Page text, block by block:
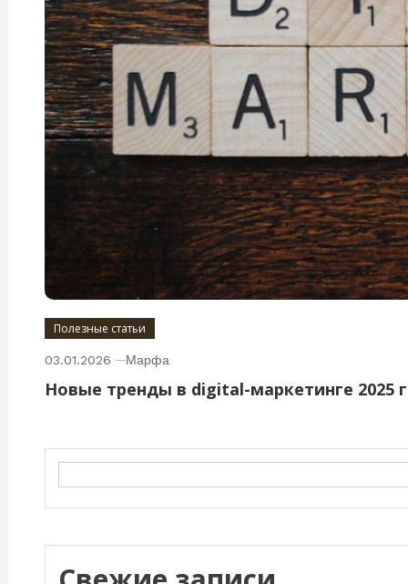
Полезные статьи
03.01.2026 Марфа
Новые тренды в digital-маркетинге 2025